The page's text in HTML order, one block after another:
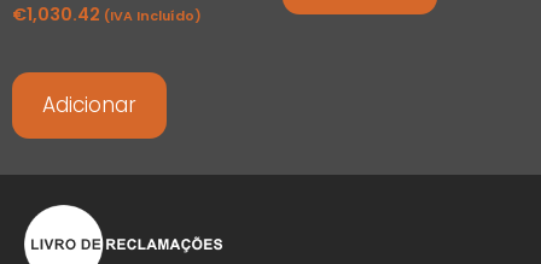
€1,030.42 (IVA Incluído)
Adicionar